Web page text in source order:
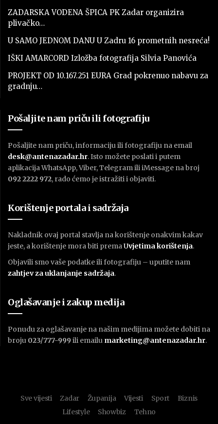
ZADARSKA VODENA ŠPICA PK Zadar organizira
plivačko…
U SAMO JEDNOM DANU U Zadru 16 prometnih nesreća!
IŠKI AMARCORD Izložba fotografija Silvia Panovića
PROJEKT OD 10.167.251 EURA Grad pokrenuo nabavu za
gradnju…
Pošaljite nam priču ili fotografiju
Pošaljite nam priču, informaciju ili fotografiju na email
desk@antenazadar.hr. Isto možete poslati i putem
aplikacija WhatsApp, Viber, Telegram ili iMessage na broj
092 2222 972, rado ćemo je istražiti i objaviti.
Korištenje portala i sadržaja
Nakladnik ovaj portal stavlja na korištenje onakvim kakav
jeste, a korištenje mora biti premaUvjetima korištenja.
Objavili smo vaše podatke ili fotografiju – uputite nam
zahtjev za uklanjanje sadržaja.
Oglašavanje i zakup medija
Ponudu za oglašavanje na našim medijima možete dobiti na
broju 023/777-999 ili emailu marketing@antenazadar.hr.
Sve vijesti Zadar Županija Vijesti Sport
Biznis
Lifestyle
Showbiz Tehno